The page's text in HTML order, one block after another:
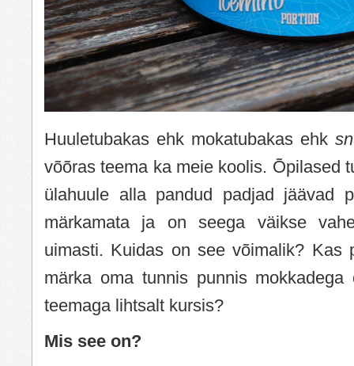
Huuletubakas ehk mokatubakas ehk
võõras teema ka meie koolis. Õpilased
ülahuule alla pandud padjad jäävad
märkamata ja on seega väikse
uimasti. Kuidas on see võimalik? Kas
märka oma tunnis punnis
teemaga lihtsalt kursis?
Mis see on?